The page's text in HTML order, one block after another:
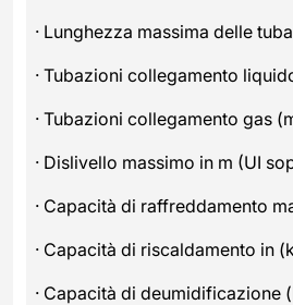
· Lunghezza massima delle
· Tubazioni collegamento
· Tubazioni collegamento gas
· Dislivello massimo in m (UI
· Capacità di raffreddamento
· Capacità di riscaldamento in
· Capacità di deumidificazione